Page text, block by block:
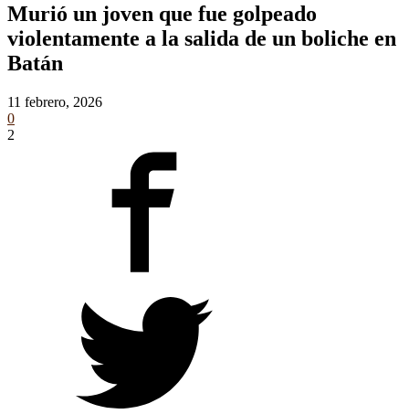
Murió un joven que fue golpeado
violentamente a la salida de un boliche en
Batán
11 febrero, 2026
0
2